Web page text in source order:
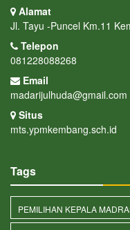
Alamat
Jl. Tayu -Puncel Km.11
Telepon
081228088268
Email
madarijulhuda@gmail.com
Situs
mts.ypmkembang.sch.id
Tags
PEMILIHAN KEPALA